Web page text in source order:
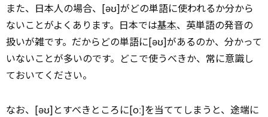
また、日本人の場合、[əʊ]がどの単語に使われるか分から
ないことがよくあります。日本では基本、英単語の発音の
扱いが雑です。だからどの単語に[əʊ]があるのか、分かって
いないことが多いのです。どこで使うべきか、常に意識し
ておいてください。
なお、[əʊ]とすべきところに[oː]を当ててしまうと、途端に